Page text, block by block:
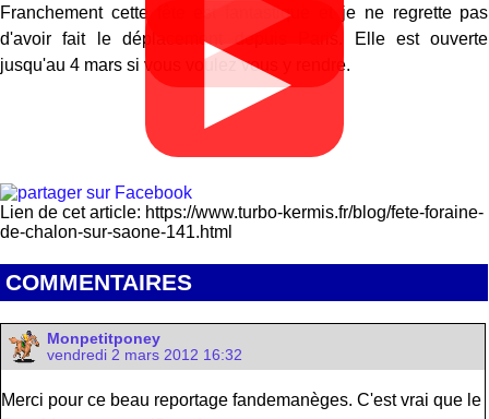
▶
Franchement cette fête est fantastique et je ne regrette pas
d'avoir fait le déplacement depuis Paris. Elle est ouverte
jusqu'au 4 mars si vous voulez vous y rendre.
Lien de cet article: https://www.turbo-kermis.fr/blog/fete-foraine-
de-chalon-sur-saone-141.html
COMMENTAIRES
Monpetitponey
vendredi 2 mars 2012 16:32
Merci pour ce beau reportage fandemanèges. C'est vrai que le